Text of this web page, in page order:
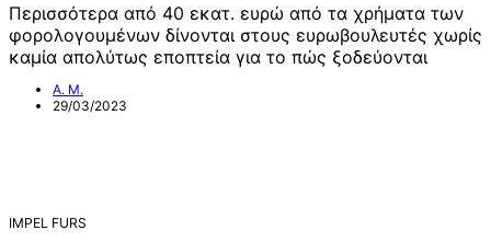
Περισσότερα από 40 εκατ. ευρώ από τα χρήματα των
φορολογουμένων δίνονται στους ευρωβουλευτές χωρίς
καμία απολύτως εποπτεία για το πώς ξοδεύονται
Α. Μ.
29/03/2023
IMPEL FURS